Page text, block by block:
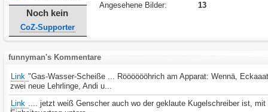
Noch kein
CoZ-Supporter
Angesehene Bilder:
13
funnyman's Kommentare
Link "Gas-Wasser-Scheiße ... Rööööööhrich am Apparat: Wennä,
zwei neue Lehrlinge, Andi u...
Link .... jetzt weiß Genscher auch wo der geklaute Kugelschreiber ist, mit